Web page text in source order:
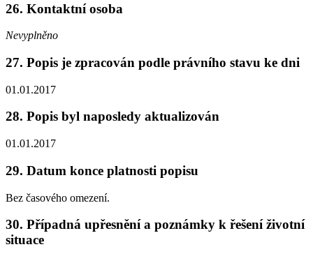
26. Kontaktní osoba
Nevyplněno
27. Popis je zpracován podle právního stavu ke dni
01.01.2017
28. Popis byl naposledy aktualizován
01.01.2017
29. Datum konce platnosti popisu
Bez časového omezení.
30. Případná upřesnění a poznámky k řešení životní
situace